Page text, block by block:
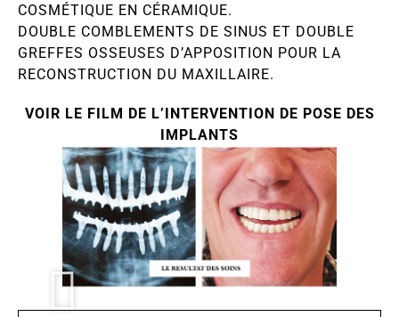
COSMÉTIQUE EN CÉRAMIQUE.
DOUBLE COMBLEMENTS DE SINUS ET DOUBLE
GREFFES OSSEUSES D’APPOSITION POUR LA
RECONSTRUCTION DU MAXILLAIRE.
VOIR LE FILM DE L’INTERVENTION DE POSE DES
IMPLANTS